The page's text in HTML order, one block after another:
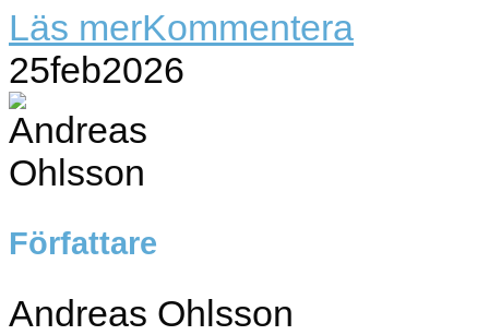
Läs merKommentera
25feb2026
Författare
Andreas Ohlsson